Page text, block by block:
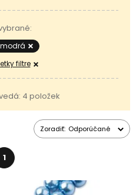
filtre
4 položek
Zoradiť: Odporúčané
1